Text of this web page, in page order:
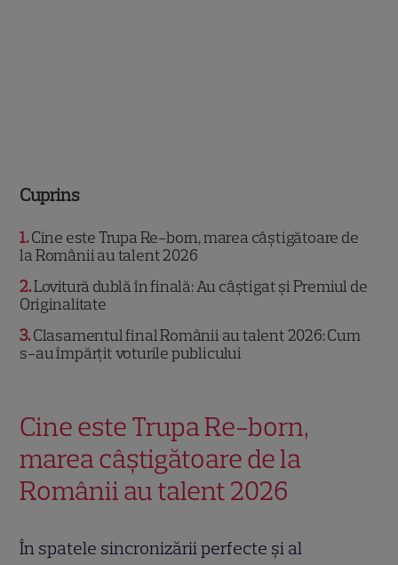
Cuprins
1 Cine este Trupa Re-born, marea câștigătoare de
la Românii au talent 2026
2 Lovitură dublă în finală: Au câștigat și Premiul de
Originalitate
3 Clasamentul final Românii au talent 2026: Cum
s-au împărțit voturile publicului
Cine este Trupa Re-born,
marea câștigătoare de la
Românii au talent 2026
În spatele sincronizării perfecte și al